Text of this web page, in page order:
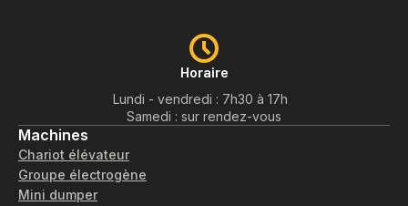
Horaire
Lundi - vendredi : 7h30 à 17h
Samedi : sur rendez-vous
Machines
Chariot élévateur
Groupe électrogène
Mini dumper